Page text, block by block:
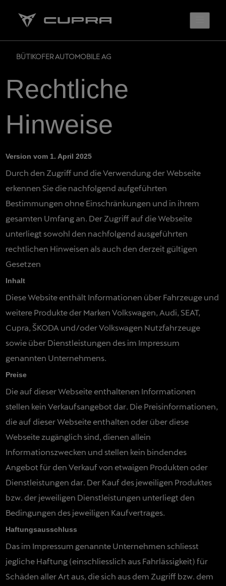
BÜTIKOFER AUTOMOBILE AG
Rechtliche
Hinweise
Version vom 1. April 2025
Durch den Zugriff und die Verwendung der Webseite
erkennen Sie die nachfolgend aufgeführten
Bestimmungen ohne Einschränkungen und in ihrem
gesamten Umfang an. Der Zugriff auf die Webseite
unterliegt sowohl den nachfolgend ausgeführten
rechtlichen Hinweisen als auch den derzeit gültigen
Gesetzen
Inhalt
Diese Website enthält Informationen über Fahrzeuge und
weitere Produkte der Marken Volkswagen, Audi, SEAT,
Cupra, ŠKODA und/oder Volkswagen Nutzfahrzeuge
sowie über Dienstleistungen des im Impressum
genannten Unternehmens.
Preise
Die auf dieser Webseite enthaltenen Informationen
stellen kein Verkaufsangebot dar. Die Preisinformationen,
die auf dieser Webseite enthalten oder über diese
Webseite zugänglich sind, dienen allein
Informationszwecken und stellen kein bindendes
Angebot für den Verkauf von etwaigen Produkten oder
Dienstleistungen dar. Der Kauf des jeweiligen Produktes
bzw. der jeweiligen Dienstleistungen unterliegt den
Bedingungen des jeweiligen Kaufvertrages.
Haftungsausschluss
Das im Impressum genannte Unternehmen schliesst
jegliche Haftung (einschliesslich aus Fahrlässigkeit) für
Schäden aller Art aus, die sich aus dem Zugriff bzw. dem